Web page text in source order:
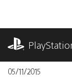
contenu
05/11/2015